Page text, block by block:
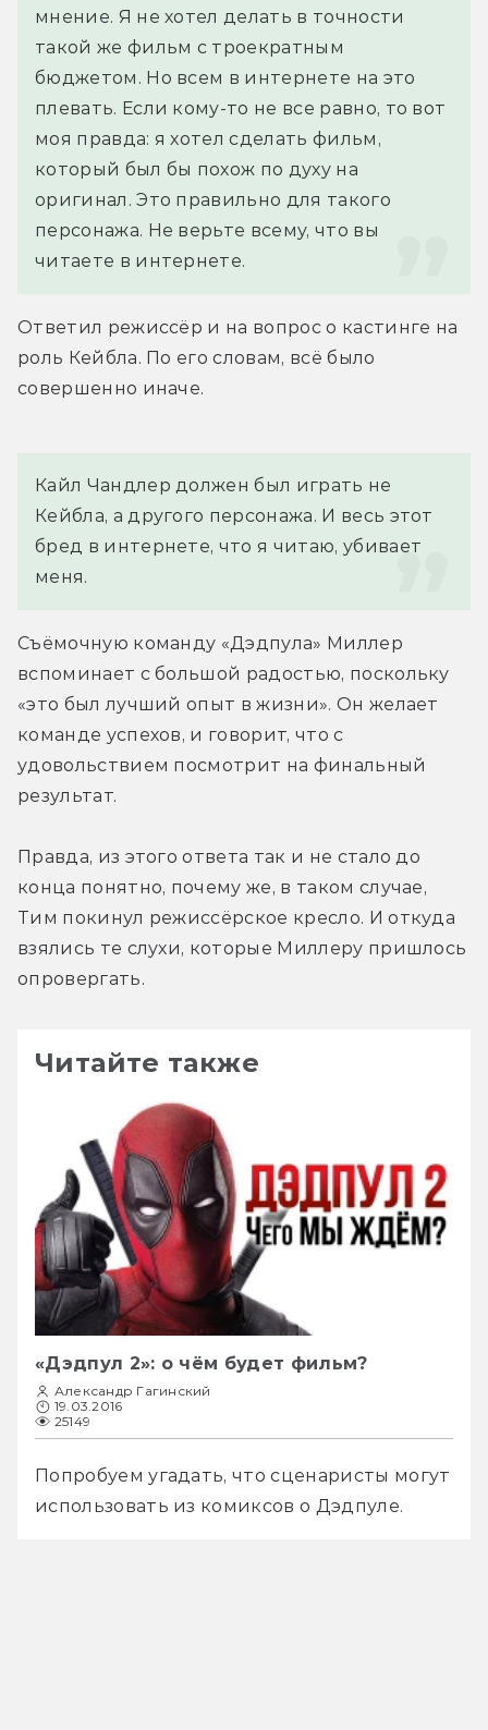
мнение. Я не хотел делать в точности
такой же фильм с троекратным
бюджетом. Но всем в интернете на это
плевать. Если кому-то не все равно, то вот
моя правда: я хотел сделать фильм,
который был бы похож по духу на
оригинал. Это правильно для такого
персонажа. Не верьте всему, что вы
читаете в интернете.
Ответил режиссёр и на вопрос о кастинге на
роль Кейбла. По его словам, всё было
совершенно иначе.
Кайл Чандлер должен был играть не
Кейбла, а другого персонажа. И весь этот
бред в интернете, что я читаю, убивает
меня.
Съёмочную команду «Дэдпула» Миллер
вспоминает с большой радостью, поскольку
«это был лучший опыт в жизни». Он желает
команде успехов, и говорит, что с
удовольствием посмотрит на финальный
результат.
Правда, из этого ответа так и не стало до
конца понятно, почему же, в таком случае,
Тим покинул режиссёрское кресло. И откуда
взялись те слухи, которые Миллеру пришлось
опровергать.
Читайте также
«Дэдпул 2»: о чём будет фильм?
Александр Гагинский
19.03.2016
25149
Попробуем угадать, что сценаристы могут
использовать из комиксов о Дэдпуле.